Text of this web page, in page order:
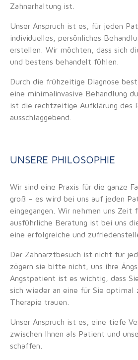
Zahnerhaltung ist.
Unser Anspruch ist es, für jeden
individuelles, persönliches
erstellen. Wir möchten, dass sich
und bestens behandelt fühlen.
Durch die frühzeitige Diagnose
eine minimalinvasive Behandlung
ist die rechtzeitige Aufklärung des
ausschlaggebend.
UNSERE PHILOSOPHIE
Wir sind eine Praxis für die ganze
groß – es wird bei uns auf jeden
eingegangen. Wir nehmen uns Zeit
ausführliche Beratung ist bei uns
eine erfolgreiche und
Der Zahnarztbesuch ist nicht für
zögern sie bitte nicht, uns ihre
Angstpatient ist es wichtig, dass
sich wieder an eine für Sie optimal
Therapie trauen.
Unser Anspruch ist es, eine tiefe
zwischen Ihnen als Patient und
schaffen.